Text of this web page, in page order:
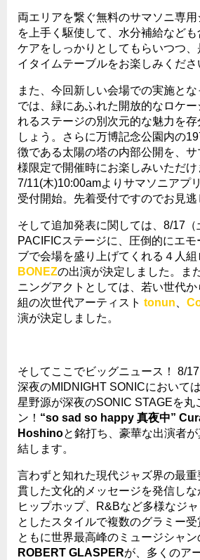
両エリアを繋ぐ無料のサマソニ専
を上手く駆使して、水分補給など
ケアをしっかりとしてもらいつつ
イタイムテーブルをお楽しみくださ
また、今回新しい会場での実施と
では、緑にあふれた開放的なロケ
れるステージの別次元的な魅力を
しょう。さらに万博記念公園内の
徴である太陽の塔の内部公開を、
様限定で開催時にお楽しみいただ
7/11(木)10:00amよりサマソニアプ
受付開始。先着受付ですのでお見逃
そして追加発表に関しては、 8/17
PACIFICステージに、圧倒的にエモ
ブで会場を盛り上げてくれる４人組
BONEZの出演が決定しました。ま
ニングアクトとしては、若い世代
組の次世代アーティスト tonun
演が決定しました。
そしてここでビッグニュース！ 8/17
深夜のMIDNIGHT SONICにおいて
星野源が深夜のSONIC STAGEを丸
ン！ “so sad so happy 真夜中”
Hoshinoと銘打ち、豪華な出演者
結します。
言わずと知れた現代ジャズ界の最
貫した文化的メッセージを発信しな
ヒップホップ、
R&Bなど多様なジ
としたスタイルで複数のグラミー
ともに世界最高峰のミュージシャン
ROBERT GLASPERが、多くのア